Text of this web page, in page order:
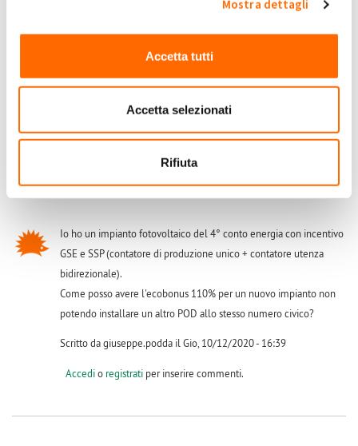
Mostra dettagli
Accetta tutti
Accetta selezionati
Rifiuta
Salve, quindi dite che è possibile fare un potenziamento con il
incentivato o in regime di Scambio Sul Posto? Ma a quel punto
quella ceduta gratuitamente al GSE?
Scritto da lcristofori il Lun, 07/12/2020 - 09:14
Io ho un impianto fotovoltaico del 4° conto energia con incentivo
GSE e SSP (contatore di produzione unico + contatore utenza
bidirezionale).
Come posso avere l'ecobonus 110% per un nuovo impianto non
potendo installare un altro POD allo stesso numero civico?
Scritto da giuseppe.podda il Gio, 10/12/2020 - 16:39
Accedio registratiper inserire commenti.